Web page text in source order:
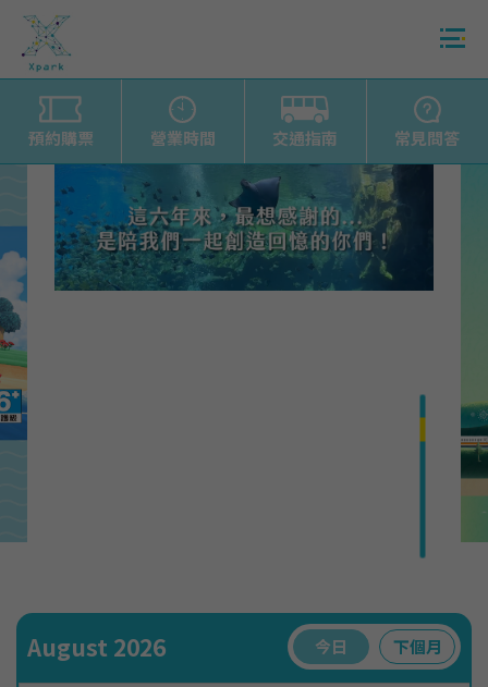
預約購票 營業時間 交通指南 常見問答
August 2026 今日 下個月